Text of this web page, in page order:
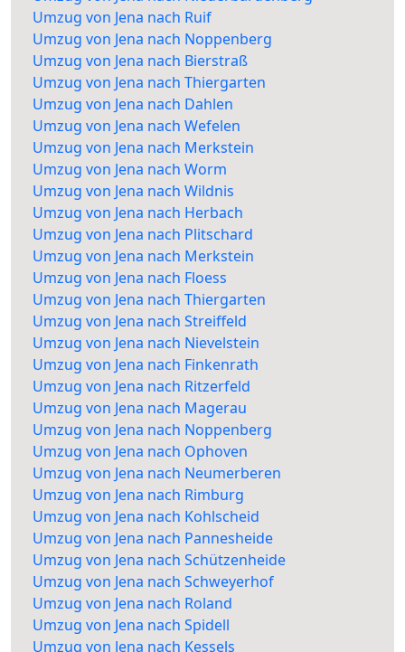
Umzug von Jena nach Ruif
Umzug von Jena nach Noppenberg
Umzug von Jena nach Bierstraß
Umzug von Jena nach Thiergarten
Umzug von Jena nach Dahlen
Umzug von Jena nach Wefelen
Umzug von Jena nach Merkstein
Umzug von Jena nach Worm
Umzug von Jena nach Wildnis
Umzug von Jena nach Herbach
Umzug von Jena nach Plitschard
Umzug von Jena nach Merkstein
Umzug von Jena nach Floess
Umzug von Jena nach Thiergarten
Umzug von Jena nach Streiffeld
Umzug von Jena nach Nievelstein
Umzug von Jena nach Finkenrath
Umzug von Jena nach Ritzerfeld
Umzug von Jena nach Magerau
Umzug von Jena nach Noppenberg
Umzug von Jena nach Ophoven
Umzug von Jena nach Neumerberen
Umzug von Jena nach Rimburg
Umzug von Jena nach Kohlscheid
Umzug von Jena nach Pannesheide
Umzug von Jena nach Schützenheide
Umzug von Jena nach Schweyerhof
Umzug von Jena nach Roland
Umzug von Jena nach Spidell
Umzug von Jena nach Kessels